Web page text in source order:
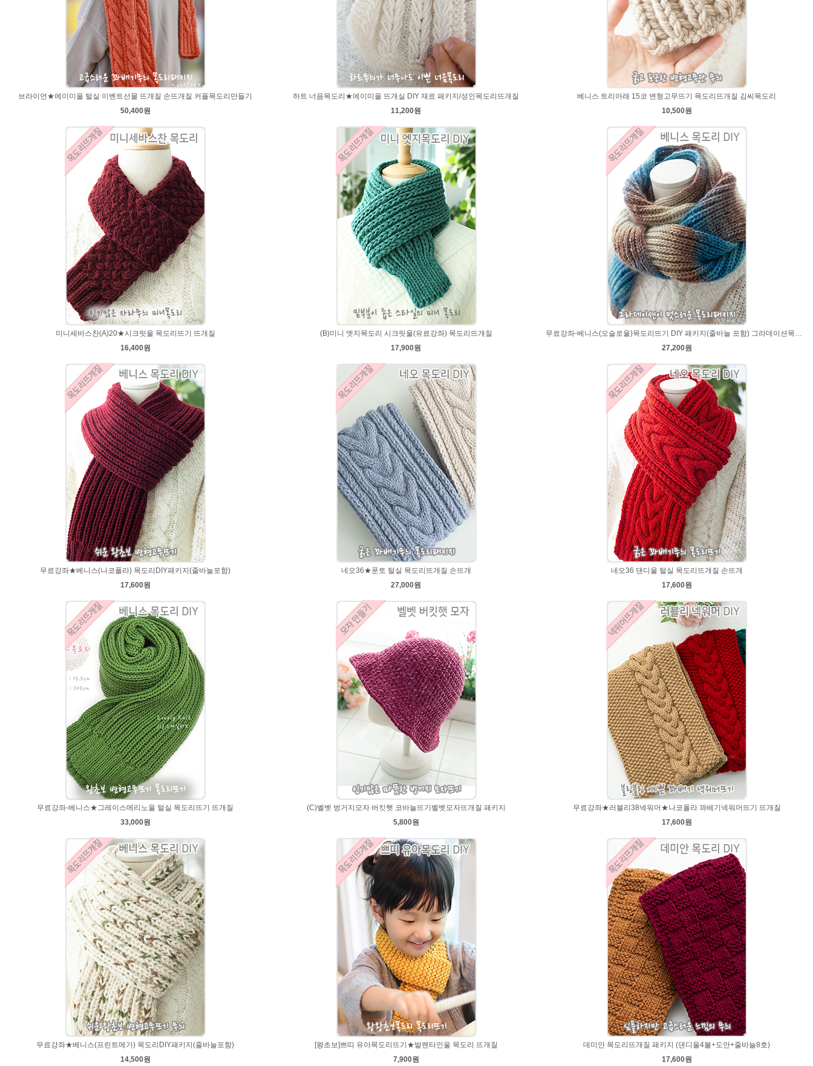
브라이언★에이미울 털실 이벤트선물 뜨개질 손뜨개질 커플목도리만들기
50,400원
하트 너음목도리★에이미울 뜨개실 DIY 재료 패키지/성인목도리뜨개질
11,200원
베니스 트리아래 15코 변형고무뜨기 목도리뜨개질 김씨목도리
10,500원
미니세바스찬(A)20★시크릿울 목도리뜨기 뜨개질
16,400원
(B)미니 엣지목도리 시크릿울(유료강좌) 목도리뜨개질
17,900원
27,200원
무료강좌★베니스(나코폴라) 목도리DIY패키지(줄바늘포함)
17,600원
네오36★푼토 털실 목도리뜨개질 손뜨개
27,000원
네오36 댄디울 털실 목도리뜨개질 손뜨개
17,600원
무료강좌-베니스★그레이스메리노울 털실 목도리뜨기 뜨개질
33,000원
(C)벨벳 벙거지모자 버킷햇 코바늘뜨기벨벳모자뜨개질 패키지
5,800원
무료강좌★러블리38넥워머★나코폴라 꽈배기넥워머뜨기 뜨개질
17,600원
무료강좌★베니스(프린트메가) 목도리DIY패키지(줄바늘포함)
14,500원
[왕초보]쁘띠 유아목도리뜨기★발렌타인울 목도리 뜨개질
7,900원
데미안 목도리뜨개질 패키지 (댄디울4볼+도안+줄바늘8호)
17,600원